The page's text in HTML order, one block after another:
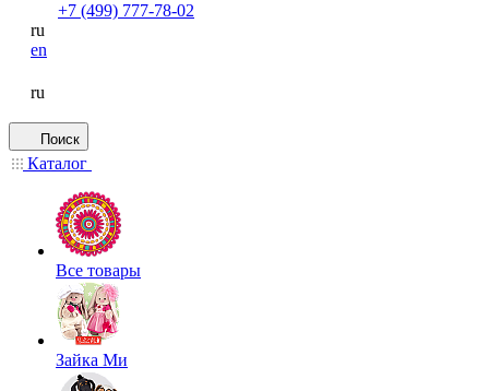
+7 (499) 777-78-02
ru
en
ru
Поиск
Каталог
Все товары
Зайка Ми